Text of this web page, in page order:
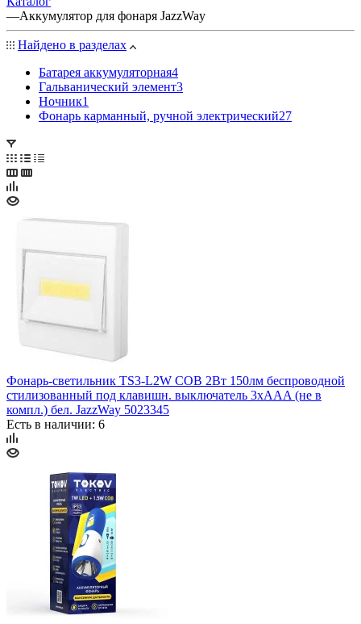
—Аккумулятор для фонаря JazzWay
Найдено в разделах
Батарея аккумуляторная4
Гальванический элемент3
Ночник1
Фонарь карманный, ручной электрический27
Фонарь-светильник TS3-L2W COB 2Вт 150лм беспроводной
стилизованный под клавишн. выключатель 3хAAA (не в
компл.) бел. JazzWay 5023345
Есть в наличии: 6